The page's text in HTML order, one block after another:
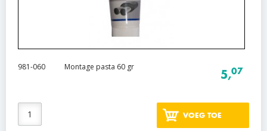
981-060 Montage pasta 60 gr
5,07
VOEG TOE